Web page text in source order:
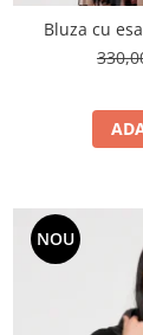
Bluza cu
NOU